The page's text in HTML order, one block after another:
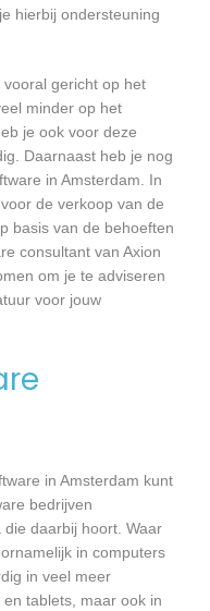
hierbij ondersteuning
gericht op het
minder op het
je ook voor deze
Daarnaast heb je nog
in Amsterdam. In
de verkoop van de
basis van de behoeften
consultant van Axion
om je te adviseren
voor jouw
in Amsterdam kunt
bedrijven
daarbij hoort. Waar
in computers
in veel meer
tablets, maar ook in